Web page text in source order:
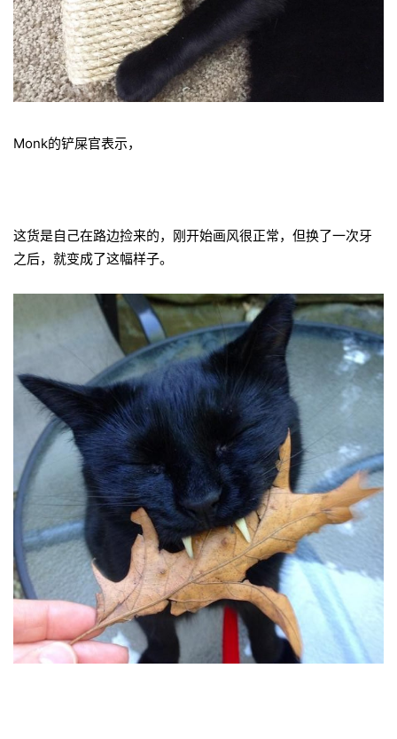
Monk的铲屎官表示，
这货是自己在路边捡来的，刚开始画风很正常，但换了一次牙
之后，就变成了这幅样子。